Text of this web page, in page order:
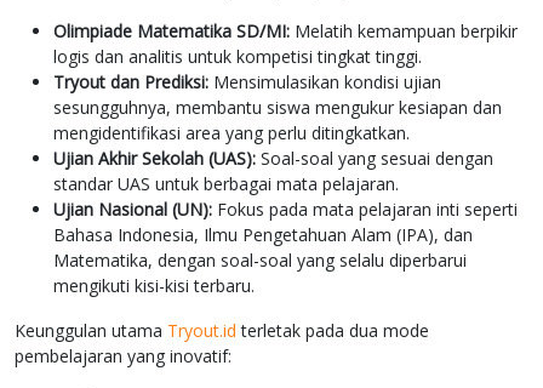
Olimpiade Matematika SD/MI: Melatih kemampuan berpikir
logis dan analitis untuk kompetisi tingkat tinggi.
Tryout dan Prediksi: Mensimulasikan kondisi ujian
sesungguhnya, membantu siswa mengukur kesiapan dan
mengidentifikasi area yang perlu ditingkatkan.
Ujian Akhir Sekolah (UAS): Soal-soal yang sesuai dengan
standar UAS untuk berbagai mata pelajaran.
Ujian Nasional (UN): Fokus pada mata pelajaran inti seperti
Bahasa Indonesia, Ilmu Pengetahuan Alam (IPA), dan
Matematika, dengan soal-soal yang selalu diperbarui
mengikuti kisi-kisi terbaru.
Keunggulan utama Tryout.id terletak pada dua mode
pembelajaran yang inovatif: